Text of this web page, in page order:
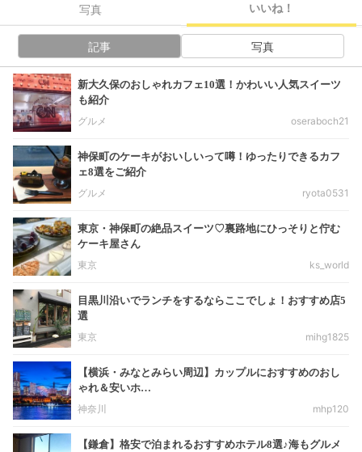
写真 いいね！
記事 写真
新大久保のおしゃれカフェ10選！かわいい人気スイーツ
も紹介
グルメ
oseraboch21
神保町のケーキがおいしいって噂！ゆったりできるカフ
ェ8選をご紹介
グルメ
ryota0531
東京・神保町の絶品スイーツ♡裏路地にひっそりと佇む
ケーキ屋さん
東京
ks_world
目黒川沿いでランチをするならここでしょ！おすすめ店5
選
東京
mihg1825
【横浜・みなとみらい周辺】カップルにおすすめのおし
ゃれ＆安いホ…
神奈川
mhp120
【鎌倉】格安で泊まれるおすすめホテル8選♪海もグルメ